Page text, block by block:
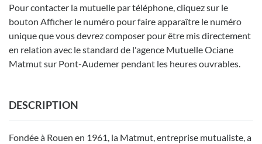
Pour contacter la mutuelle par téléphone, cliquez sur le
bouton Afficher le numéro pour faire apparaître le numéro
unique que vous devrez composer pour être mis directement
en relation avec le standard de l'agence Mutuelle Ociane
Matmut sur Pont-Audemer pendant les heures ouvrables.
DESCRIPTION
Fondée à Rouen en 1961, la Matmut, entreprise mutualiste, a